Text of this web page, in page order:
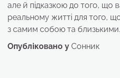
але й підказкою до того, що
реальному житті для того,
з самим собою та близькими.
Опубліковано у Сонник